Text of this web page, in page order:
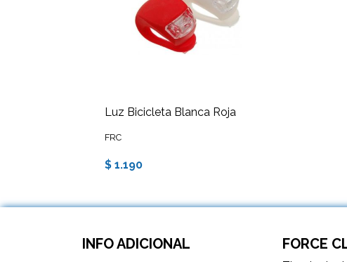
Luz Bicicleta Blanca Roja
FRC
$ 1.190
INFO ADICIONAL FORCE